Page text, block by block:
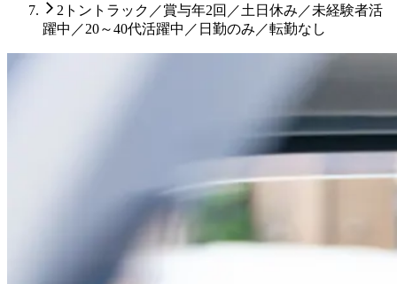
2トントラック／賞与年2回／土日休み／未経験者活
躍中／20～40代活躍中／日勤のみ／転勤なし